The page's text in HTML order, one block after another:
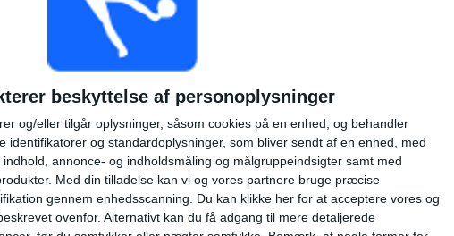
beskyttelse af personoplysninger
og/eller tilgår oplysninger, såsom cookies på en enhed, og behandler
identifikatorer og standardoplysninger, som bliver sendt af en enhed, med
annonce- og indholdsmåling og målgruppeindsigter samt med
Med din tilladelse kan vi og vores partnere bruge præcise
gennem enhedsscanning. Du kan klikke her for at acceptere vores og
ovenfor. Alternativt kan du få adgang til mere detaljerede
Charlotte - New York City
SIDSTE BETALINGSKAMP
Portland Timbers - Seattle Sounders
02-08-2026 MLS por Apple TV
DAGE